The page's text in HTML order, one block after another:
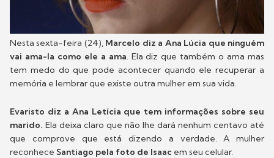
Nesta sexta-feira (24), Marcelo diz a Ana Lúcia que ninguém
vai ama-la como ele a ama. Ela diz que também o ama mas
tem medo do que pode acontecer quando ele recuperar a
memória e lembrar que existe outra mulher em sua vida.
Evaristo diz a Ana Letícia que tem informações sobre seu
marido. Ela deixa claro que não lhe dará nenhum centavo até
que comprove que está dizendo a verdade. A mulher
reconhece Santiago pela foto de Isaac em seu celular.